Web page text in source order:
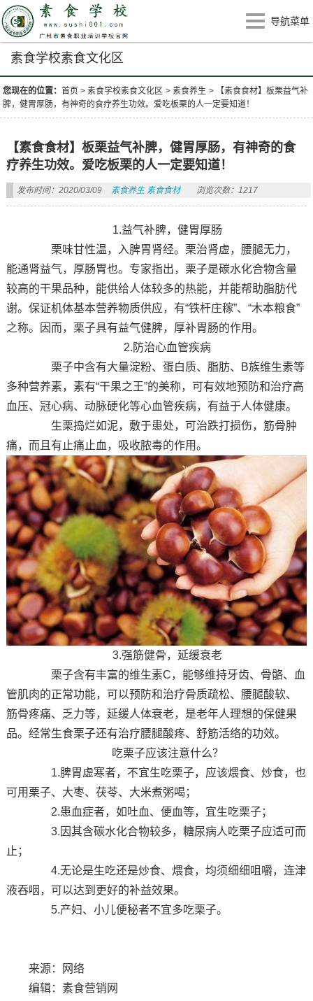
导航菜单
素食学校素食文化区
您现在的位置：首页 >素食学校素食文化区 >素食养生 >
【素食食材】板栗益气补
脾，健胃厚肠，有神奇的食疗养生功效。爱吃板栗的人一定要知道！
【素食食材】板栗益气补脾，健胃厚肠，有神奇的食
疗养生功效。爱吃板栗的人一定要知道！
发布时间：2020/03/09 素食养生 素食食材 浏览次数：1217
1.益气补脾，健胃厚肠
栗味甘性温，入脾胃肾经。栗治肾虚，腰腿无力，
能通肾益气，厚肠胃也。专家指出，栗子是碳水化合物含量
较高的干果品种，能供给人体较多的热能，并能帮助脂肪代
谢。保证机体基本营养物质供应，有“铁杆庄稼”、“木本粮食”
之称。因而，栗子具有益气健脾，厚补胃肠的作用。
2.防治心血管疾病
栗子中含有大量淀粉、蛋白质、脂肪、B族维生素等
多种营养素，素有“干果之王”的美称，可有效地预防和治疗高
血压、冠心病、动脉硬化等心血管疾病，有益于人体健康。
生栗捣烂如泥，敷于患处，可治跌打损伤，筋骨肿
痛，而且有止痛止血，吸收脓毒的作用。
3.强筋健骨，延缓衰老
栗子含有丰富的维生素C，能够维持牙齿、骨骼、血
管肌肉的正常功能，可以预防和治疗骨质疏松、腰腿酸软、
筋骨疼痛、乏力等，延缓人体衰老，是老年人理想的保健果
品。经常生食栗子还有治疗腰腿酸疼、舒筋活络的功效。
吃栗子应该注意什么？
1.脾胃虚寒者，不宜生吃栗子，应该煨食、炒食，也
可用栗子、大枣、茯苓、大米煮粥喝；
2.患血症者，如吐血、便血等，宜生吃栗子；
3.因其含碳水化合物较多，糖尿病人吃栗子应适可而
止；
4.无论是生吃还是炒食、煨食，均须细细咀嚼，连津
液吞咽，可以达到更好的补益效果。
5.产妇、小儿便秘者不宜多吃栗子。
来源：网络
编辑：素食营销网